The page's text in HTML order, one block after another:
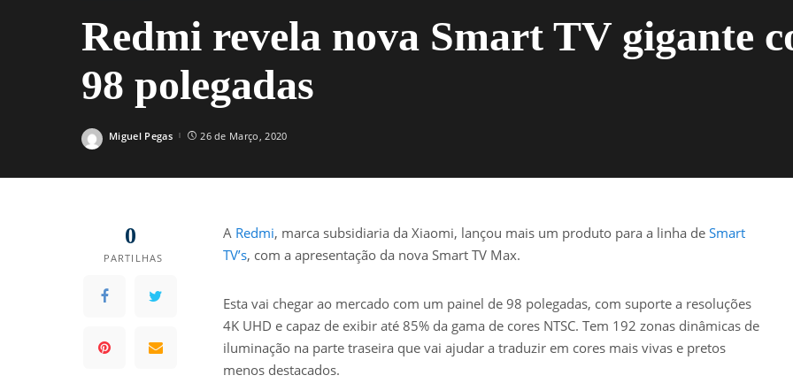
Redmi revela nova Smart TV gigante
98 polegadas
Posted
Miguel Pegas 26 de Março, 2020
0
PARTILHAS
A Redmi, marca subsidiaria da Xiaomi, lançou mais um produto para a linha de Smart
TV’s, com a apresentação da nova Smart TV Max.
Esta vai chegar ao mercado com um painel de 98 polegadas, com suporte a resoluções
4K UHD e capaz de exibir até 85% da gama de cores NTSC. Tem 192 zonas dinâmicas de
iluminação na parte traseira que vai ajudar a traduzir em cores mais vivas e pretos
menos destacados.